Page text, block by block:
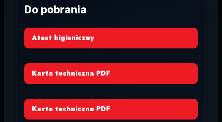
Do pobrania
Atest higieniczny
Karta techniczna PDF
Karta techniczna PDF